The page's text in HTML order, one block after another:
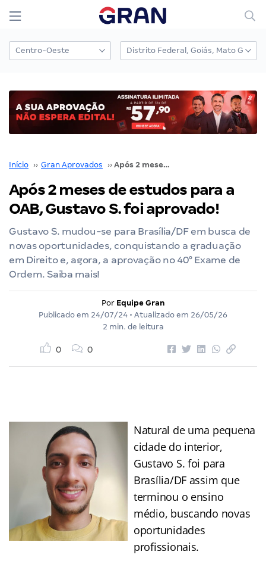
Início ›› Gran Aprovados ›› Após 2 meses de estudos para a OAB, Gustavo S. foi aprovado!
Após 2 meses de estudos para a
OAB, Gustavo S. foi aprovado!
Gustavo S. mudou-se para Brasília/DF em busca de
novas oportunidades, conquistando a graduação
em Direito e, agora, a aprovação no 40° Exame de
Ordem. Saiba mais!
Por Equipe Gran
Publicado em 24/07/24 • Atualizado em 26/05/26
2 min. de leitura
0 0
Natural de uma pequena
cidade do interior,
Gustavo S. foi para
Brasília/DF assim que
terminou o ensino
médio, buscando novas
oportunidades
profissionais.